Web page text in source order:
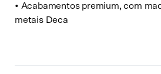
• Acabamentos premium, com
metais Deca